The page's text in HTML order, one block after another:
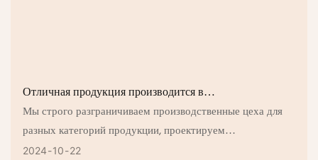
Отличная продукция производится в
профессиональных мастерских.
Мы строго разграничиваем производственные цеха для
разных категорий продукции, проектируем
соответствующие технологические процессы, внедряем
2024 10 22